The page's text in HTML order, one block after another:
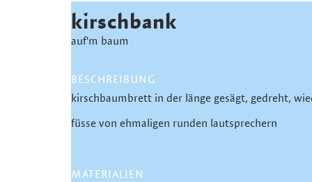
kirschbank
auf'm baum
BESCHREIBUNG
kirschbaumbrett in der länge gesägt, gedreht,
füsse von ehmaligen runden lautsprechern
MATERIALIEN